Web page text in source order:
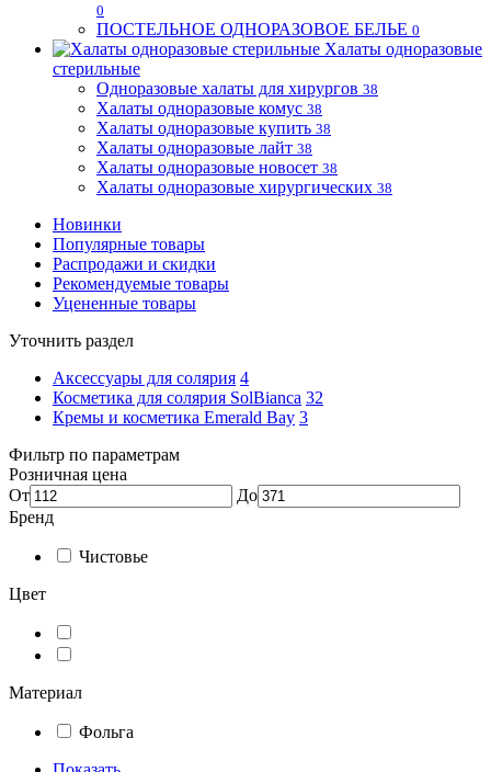
0
ПОСТЕЛЬНОЕ ОДНОРАЗОВОЕ БЕЛЬЕ 0
Халаты одноразовые
стерильные
Одноразовые халаты для хирургов 38
Халаты одноразовые комус 38
Халаты одноразовые купить 38
Халаты одноразовые лайт 38
Халаты одноразовые новосет 38
Халаты одноразовые хирургических 38
Новинки
Популярные товары
Распродажи и скидки
Рекомендуемые товары
Уцененные товары
Уточнить раздел
Аксессуары для солярия 4
Косметика для солярия SolBianca 32
Кремы и косметика Emerald Bay 3
Фильтр по параметрам
Розничная цена
От
До
Бренд
Чистовье
Цвет
Материал
Фольга